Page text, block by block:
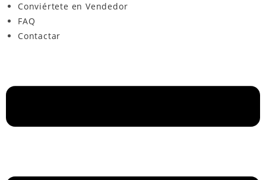
Conviértete en Vendedor
FAQ
Contactar